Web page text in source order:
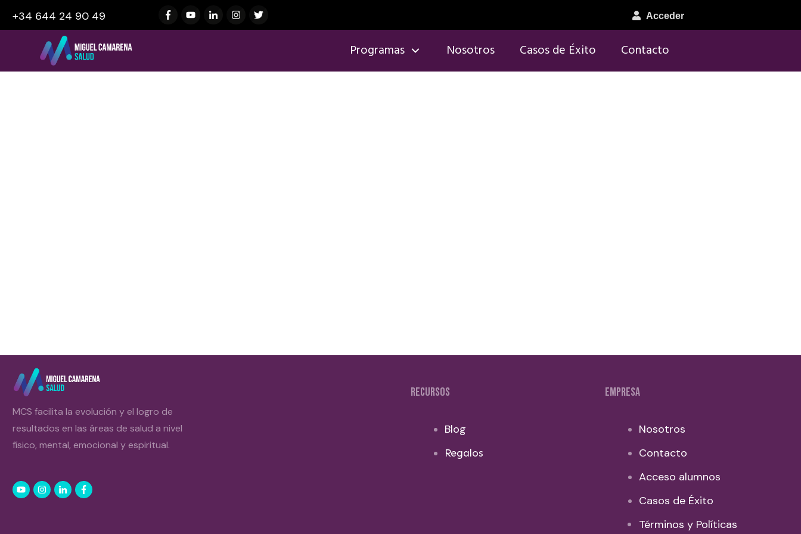
+34 644 24 90 49 Acceder
Programas Nosotros Casos de Éxito Contacto
MCS facilita la evolución y el logro de
resultados en las áreas de salud a nivel
físico, mental, emocional y espiritual.
RECURSOS
Blog
Regalos
EMPRESA
Nosotros
Contacto
Acceso alumnos
Casos de Éxito
Términos y Políticas